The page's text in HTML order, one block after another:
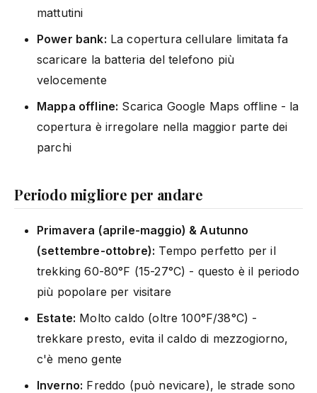
mattutini
Power bank: La copertura cellulare limitata fa
scaricare la batteria del telefono più
velocemente
Mappa offline: Scarica Google Maps offline - la
copertura è irregolare nella maggior parte dei
parchi
Periodo migliore per andare
Primavera (aprile-maggio) & Autunno
(settembre-ottobre): Tempo perfetto per il
trekking 60-80°F (15-27°C) - questo è il periodo
più popolare per visitare
Estate: Molto caldo (oltre 100°F/38°C) -
trekkare presto, evita il caldo di mezzogiorno,
c'è meno gente
Inverno: Freddo (può nevicare), le strade sono